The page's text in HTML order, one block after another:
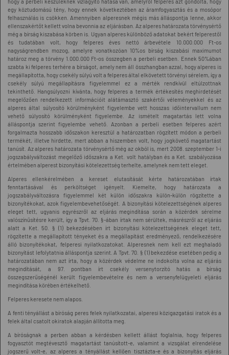
egy köztudomású tény, hogy ennek következtében az áramfogyasztás és a mosópor
felhasználás is csökken. Amennyiben alperesnek mégis más álláspontja lenne, akkor
ellenszakértőt kellett volna bevonnia az eljárásban. Az alperes határozata törvénysértő
még a bírság kiszabása körben is. Ugyan alperes különböző adatokat bekért felperestől
és tudatában volt, hogy felperes éves nettó árbevétele 10.000.000 Ft-os
nagyságrendben mozog, amelyre vonatkozóan 10%os bírság kiszabási maximumot
határoz meg a törvény 1.000.000 Ft-os összegben a perbeli esetben. Ennek 50%ában
szabta ki felperes terhére a bírságot, amely nem áll összhangban azzal, hogy alperes is
megállapította, hogy csekély súlyú volt a felperes által elkövetett törvényi sérelem, így a
csekély súlyú megállapításra figyelemmel ez a mérték rendkívül eltúlzottnak
tekinthető. Hangsúlyozni kívánta, hogy felperes a termék értékesítés meghirdetését
megelőzően rendelkezett információit alátámasztó szakértői véleményekkel és az
alperes által súlyosító körülményként figyelembe vett hosszas időintervallum nem
vehető súlyosító körülményként figyelembe. Az ismételt magatartás lett volna
álláspontja szerint figyelembe vehető. Azonban a perbeli esetben felperes azért
forgalmazta hosszabb időszakon keresztül a határozatban rögzített módon a perbeli
termékét, illetve hirdette, mert abban a hiszemben volt, hogy jogkövető magatartást
tanúsít. Az alperes határozata törvénysértő még az okból is, mert 2008. szeptember 1-i
jogszabályváltozást megelőző időszakra a Ket. volt hatályban és a Ket. szabályozása
értelmében alperest bizonyítási kötelezettség terhelte, amelynek nem tett eleget.
Alperes ellenkérelmében a kereset elutasítását kérte határozatában írtak
fenntartásával és perköltséget igényelt. Kiemelte, hogy határozata a
jogszabályváltozásra figyelemmel két külön időszakra külön-külön rögzítette a
bizonyítékokat, azok figyelembevehetőségét. A bizonyítási kötelezettségének alperes
eleget tett, ugyanis egyrészről az eljárás megindítása során a közérdek sérelme
valószínűsítésre került, így a Tpvt. 70. §-ában írtak nem sérültek, másrészről az eljárás
alatt a Ket. 50. § (1) bekezdésében írt bizonyítási kötelezettségének eleget tett,
rögzítette a megállapított tényeket és a megállapítást eredményező, rendelkezésére
álló bizonyítékokat, felperesi nyilatkozatokat. Alperesnek nem kell ezt meghaladó
bizonyítást lefolytatnia álláspontja szerint. A Tpvt. 70. § (1) bekezdése esetében pedig a
határozatában nem azt írta, hogy a közérdek védelme ne indokolta volna az eljárás
megindítását, a 97. pontban írt csekély versenytorzító hatás a bírság
összegszerűségénél került figyelembevételre és nem a versenyfelügyeleti eljárás
megindítása körében értékelhető.
Felperes keresete nem alapos.
A fenti tényállást a bíróság peres felek nyilatkozatai, alperesi közigazgatási iratok és a
felek által csatolt okiratok alapján állította meg.
A bíróságnak a perben abban a kérdésben kellett állást foglalnia, hogy felperes
fogyasztót megtévesztő magatartást tanúsított-e, valamint a vizsgálat elrendelése
jogszerű volt-e, az alperes a tényállást kellően tisztázta-e és a bizonyítás eljárás